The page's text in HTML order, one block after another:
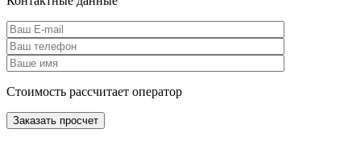
Стоимость рассчитает оператор
Заказать просчет